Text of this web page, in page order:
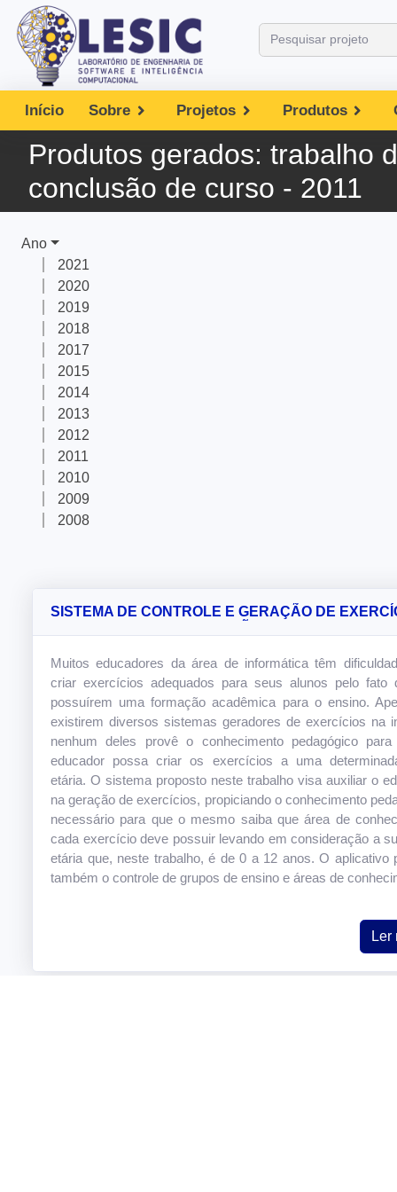
Início Sobre Projetos Produtos
Produtos gerados: trabalho
conclusão de curso - 2011
Ano
2021
2020
2019
2018
2017
2015
2014
2013
2012
2011
2010
2009
2008
SISTEMA DE CONTROLE E GERAÇÃO DE
Muitos educadores da área de informática têm
criar exercícios adequados para seus alunos pelo fato
possuírem uma formação acadêmica para o ensino.
existirem diversos sistemas geradores de exercícios na
nenhum deles provê o conhecimento pedagógico
educador possa criar os exercícios a uma
etária. O sistema proposto neste trabalho visa auxiliar o
na geração de exercícios, propiciando o conhecimento
necessário para que o mesmo saiba que área de
cada exercício deve possuir levando em consideração a
etária que, neste trabalho, é de 0 a 12 anos. O aplicativo
também o controle de grupos de ensino e áreas de
Ler